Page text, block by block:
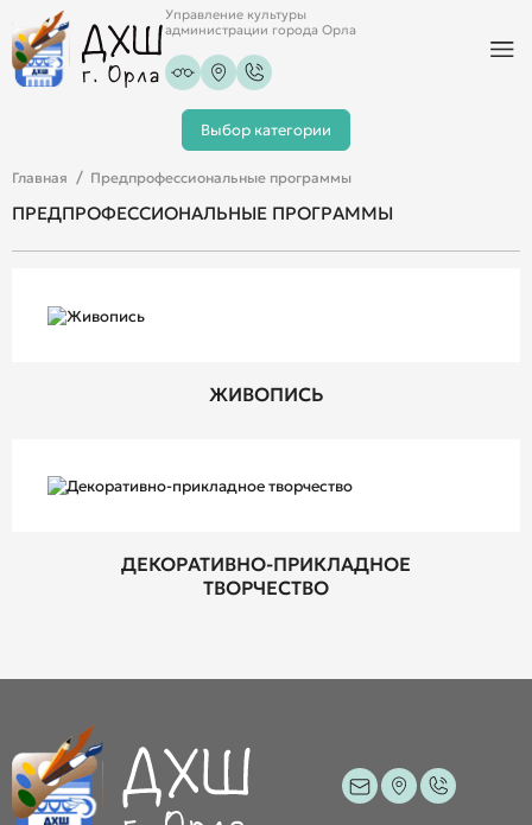
Управление культуры
администрации города Орла
Выбор категории
Главная Предпрофессиональные программы
ПРЕДПРОФЕССИОНАЛЬНЫЕ ПРОГРАММЫ
ЖИВОПИСЬ
ДЕКОРАТИВНО-ПРИКЛАДНОЕ
ТВОРЧЕСТВО